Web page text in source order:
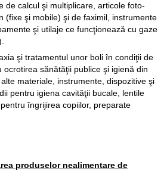
de calcul şi multiplicare, articole foto-
(fixe şi mobile) şi de faximil, instrumente
şi utilaje ce funcţionează cu gaze
şi tratamentul unor boli în condiţii de
ocrotirea sănătăţii publice şi igienă din
materiale, instrumente, dispozitive şi
pentru igiena cavităţii bucale, lentile
îngrijirea copiilor, preparate
produselor nealimentare de